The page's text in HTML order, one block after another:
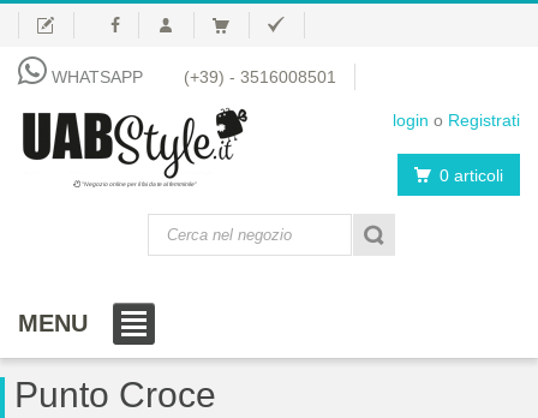
WHATSAPP (+39) - 3516008501
login o Registrati
"Negozio online per il fai da te al femminile" 0 articoli
MENU
Punto Croce